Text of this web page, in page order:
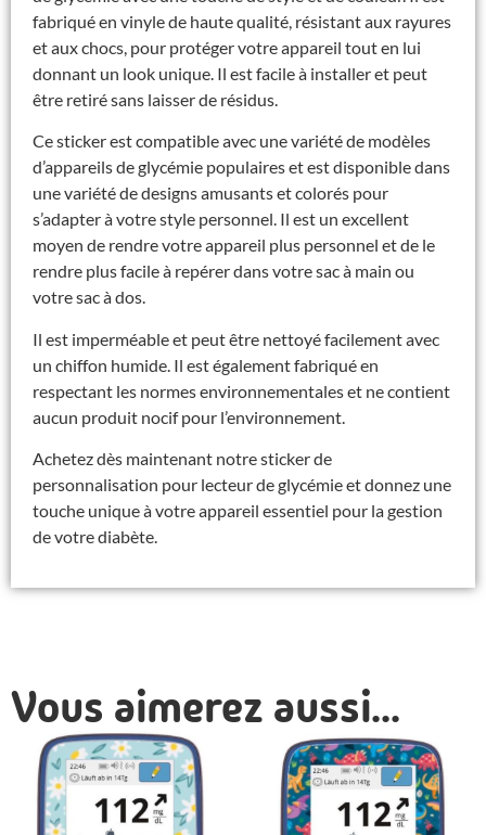
fabriqué en vinyle de haute qualité, résistant aux rayures
et aux chocs, pour protéger votre appareil tout en lui
donnant un look unique. Il est facile à installer et peut
être retiré sans laisser de résidus.
Ce sticker est compatible avec une variété de modèles
d’appareils de glycémie populaires et est disponible dans
une variété de designs amusants et colorés pour
s’adapter à votre style personnel. Il est un excellent
moyen de rendre votre appareil plus personnel et de le
rendre plus facile à repérer dans votre sac à main ou
votre sac à dos.
Il est imperméable et peut être nettoyé facilement avec
un chiffon humide. Il est également fabriqué en
respectant les normes environnementales et ne contient
aucun produit nocif pour l’environnement.
Achetez dès maintenant notre sticker de
personnalisation pour lecteur de glycémie et donnez une
touche unique à votre appareil essentiel pour la gestion
de votre diabète.
Vous aimerez aussi...